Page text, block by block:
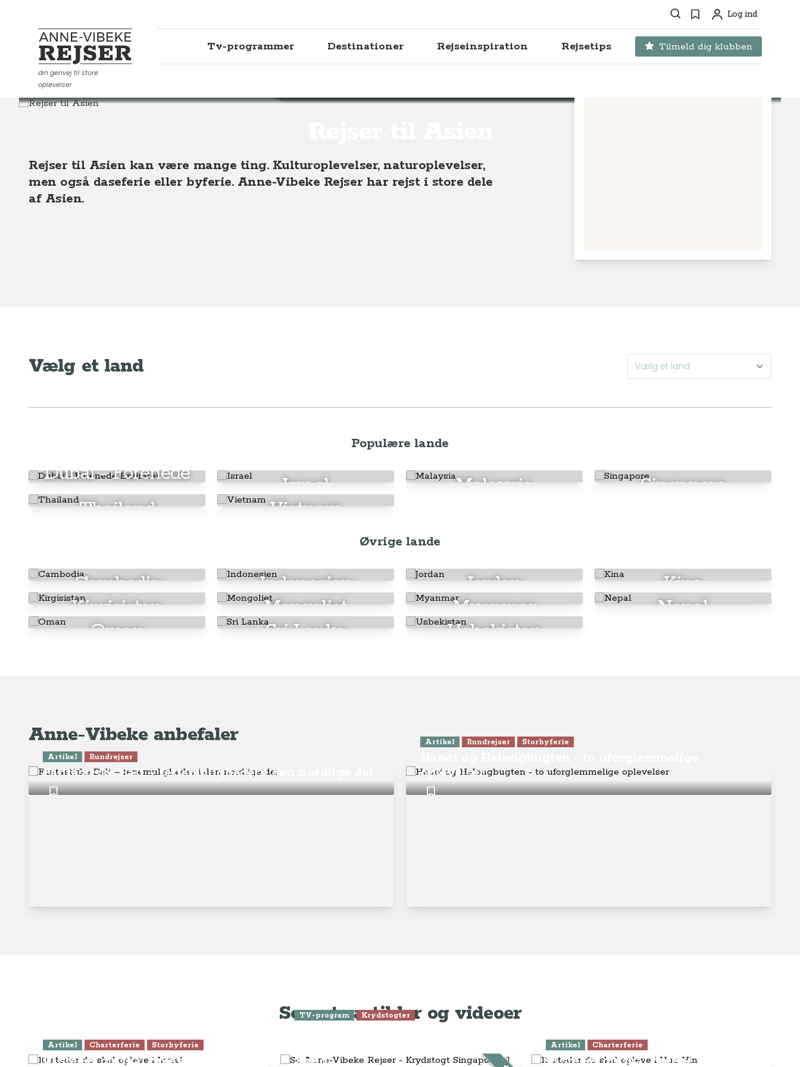
Søg Favoritter
ProfilLog ind
Anne-Vibeke Rejser
din genvej til store
oplevelser
Tv-programmer Destinationer Rejseinspiration Rejsetips Tilmeld dig klubben
Destinationer
Rejser til Asien kan være mange ting. Kulturoplevelser, naturoplevelser,
men også daseferie eller byferie. Anne-Vibeke Rejser har rejst i store dele
af Asien.
Vælg et land
Populære lande
Dubai - Forenede
Emirater
Israel Malaysia
Singapore
Thailand
Vietnam
Øvrige lande
Cambodja Indonesien Jordan
Kina
Kirgisistan
Mongoliet Myanmar
Nepal
Oman
Sri Lanka Usbekistan
Anne-Vibeke anbefaler
Artikel Rundrejser
Fantastiske Bali – feriemuligheder i den nordlige del
Artikel Rundrejser Storbyferie
oplevelser
Seneste artikler og videoer
Artikel Charterferie Storbyferie
10 steder du skal opleve i Israel
TV-program Krydstogter
Kong
Artikel Charterferie
13 steder du skal opleve i Hua Hin